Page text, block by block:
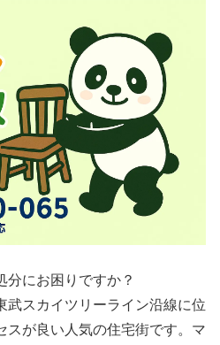
分にお困りですか？
武スカイツリーライン沿線に位
スが良い人気の住宅街です。マ